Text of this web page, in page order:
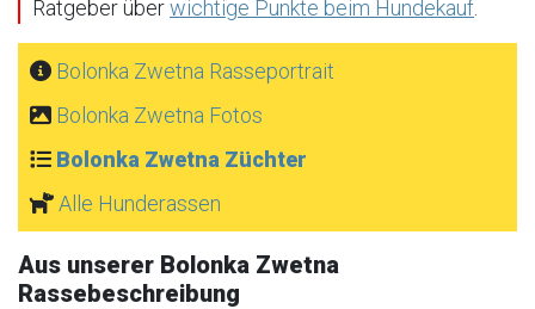
Ratgeber überwichtige Punkte beim Hundekauf
Bolonka Zwetna Rasseportrait
Bolonka Zwetna Fotos
Bolonka Zwetna Züchter
Alle Hunderassen
Aus unserer Bolonka Zwetna
Rassebeschreibung